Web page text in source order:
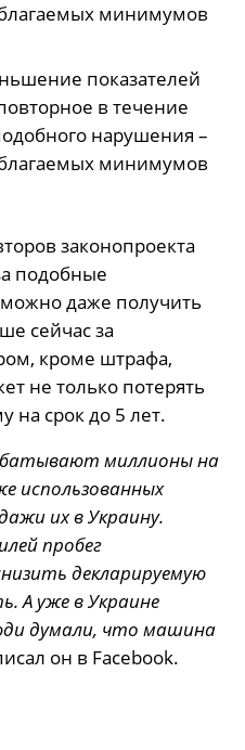
минимумов
показателей
в течение
нарушения –
минимумов
законопроекта
подобные
даже получить
сейчас за
кроме штрафа,
не только потерять
на срок до 5 лет.
миллионы на
использованных
их в Украину.
пробег
декларируемую
А уже в Украине
думали, что машина
он в Facebook.